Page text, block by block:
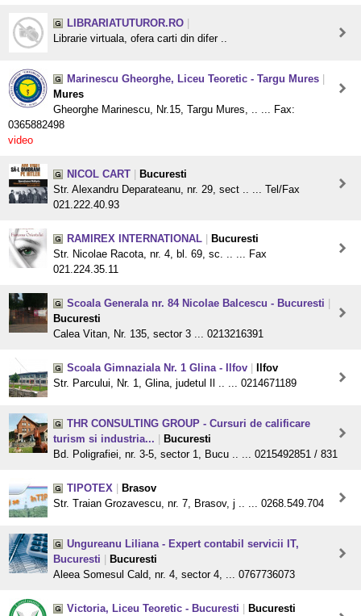
LIBRARIATUTUROR.RO
Librarie virtuala, ofera carti din difer ..
Marinescu Gheorghe, Liceu Teoretic - Targu Mures
Mures
Gheorghe Marinescu, Nr.15, Targu Mures, .. ... Fax:
0365882498
video
NICOL CART
Bucuresti
Str. Alexandru Deparateanu, nr. 29, sect .. ... Tel/Fax
021.222.40.93
RAMIREX INTERNATIONAL
Bucuresti
Str. Nicolae Racota, nr. 4, bl. 69, sc. .. ... Fax
021.224.35.11
Scoala Generala nr. 84 Nicolae Balcescu - Bucuresti
Bucuresti
Calea Vitan, Nr. 135, sector 3 ... 0213216391
Scoala Gimnaziala Nr. 1 Glina - Ilfov
Ilfov
Str. Parcului, Nr. 1, Glina, judetul Il .. ... 0214671189
THR CONSULTING GROUP - Cursuri de calificare
turism si industria...
Bucuresti
Bd. Poligrafiei, nr. 3-5, sector 1, Bucu .. ... 0215492851 / 831
TIPOTEX
Brasov
Str. Traian Grozavescu, nr. 7, Brasov, j .. ... 0268.549.704
Ungureanu Liliana - Expert contabil servicii IT,
Bucuresti
Bucuresti
Aleea Somesul Cald, nr. 4, sector 4, ... 0767736073
Victoria, Liceu Teoretic - Bucuresti Bucuresti